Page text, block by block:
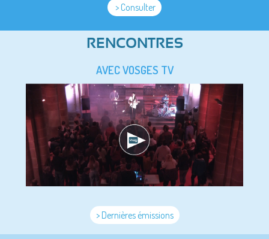
> Consulter
RENCONTRES
AVEC VOSGES TV
> Dernières émissions